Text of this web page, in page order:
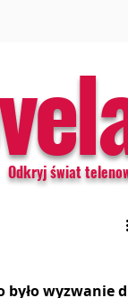
Odkryj świat
wyzwanie